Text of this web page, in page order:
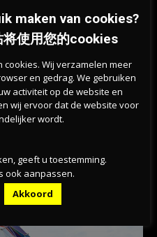
maken van cookies?
使用您的cookies
cookies. Wij verzamelen meer
en gedrag. We gebruiken
activiteit op de website en
wij ervoor dat de website voor
wordt.
geeft u toestemming.
ook aanpassen.
Akkoord